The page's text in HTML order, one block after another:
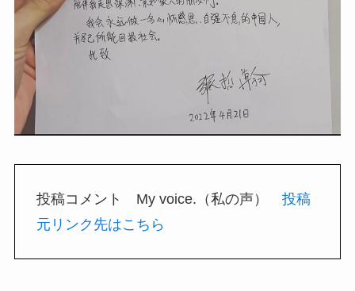
投稿コメント My voice.（私の声） 投稿
元リンク先はこちら